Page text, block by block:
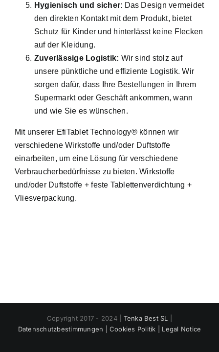
Hygienisch und sicher: Das Design vermeidet
den direkten Kontakt mit dem Produkt, bietet
Schutz für Kinder und hinterlässt keine Flecken
auf der Kleidung.
Zuverlässige Logistik: Wir sind stolz auf
unsere pünktliche und effiziente Logistik. Wir
sorgen dafür, dass Ihre Bestellungen in Ihrem
Supermarkt oder Geschäft ankommen, wann
und wie Sie es wünschen.
Mit unserer EfiTablet Technology® können wir
verschiedene Wirkstoffe und/oder Duftstoffe
einarbeiten, um eine Lösung für verschiedene
Verbraucherbedürfnisse zu bieten. Wirkstoffe
und/oder Duftstoffe + feste Tablettenverdichtung +
Vliesverpackung.
Copyright 2017 - 2024 | Tenka Best SL
Datenschutzbestimmungen |Cookies Politik | Legal Notice